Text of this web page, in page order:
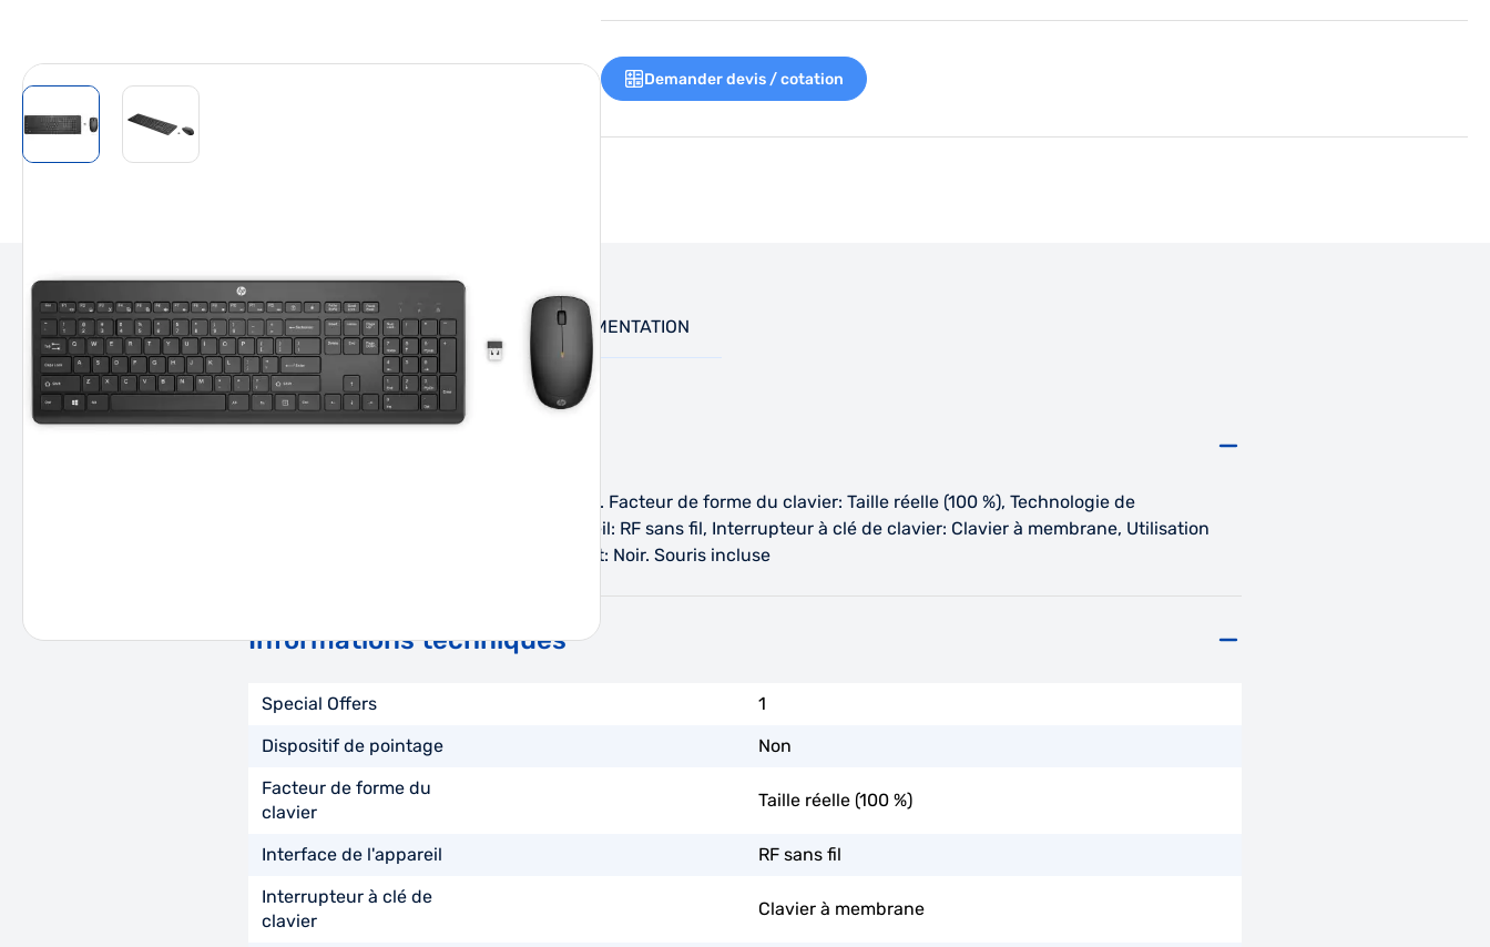
View larger imageView larger image
Demander devis / cotation
DESCRIPTION INFORMATIONS TECHNIQUES DOCUMENTATION
HP 235 WIRELESS MOUSE KB COMBO-FRA. Facteur de forme du clavier: Taille réelle (100 %), Technologie de
connectivité: Sans fil, Interface de l'appareil: RF sans fil, Interrupteur à clé de clavier: Clavier à membrane, Utilisation
recommandée: Bureau. Couleur du produit: Noir. Souris incluse
Informations techniques
Special Offers
1
Dispositif de pointage
Non
Facteur de forme du
clavier
Taille réelle (100 %)
Interface de l'appareil
RF sans fil
Interrupteur à clé de
clavier
Clavier à membrane